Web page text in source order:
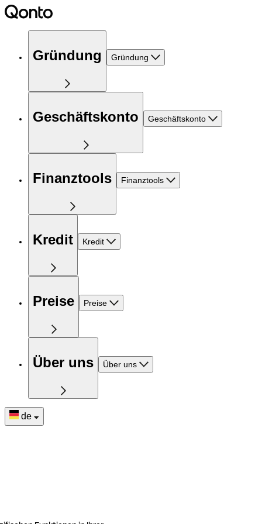
Gründung Gründung
Geschäftskonto Geschäftskonto
Finanztools Finanztools
Kredit Kredit
Preise Preise
Über uns Über uns
de